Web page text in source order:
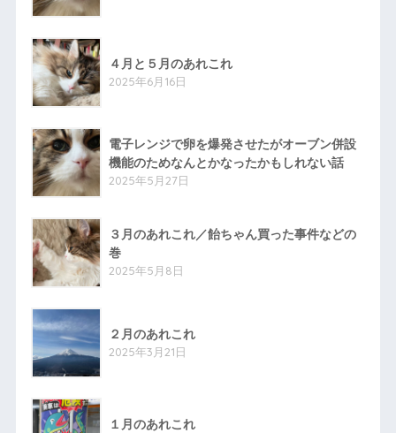
４月と５月のあれこれ
2025年6月16日
電子レンジで卵を爆発させたがオーブン併設
機能のためなんとかなったかもしれない話
2025年5月27日
３月のあれこれ／飴ちゃん買った事件などの
巻
2025年5月8日
２月のあれこれ
2025年3月21日
１月のあれこれ